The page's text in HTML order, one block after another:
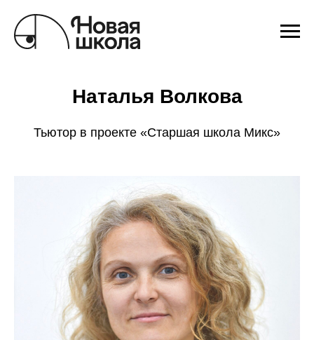
Наталья Волкова
Тьютор в проекте «‎Старшая школа Микс»